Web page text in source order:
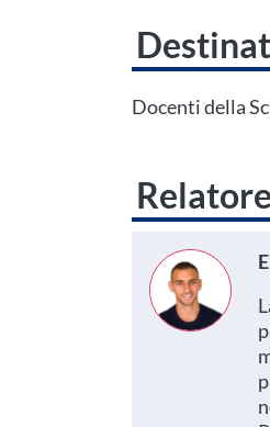
Questo evento non
Docenti della
Relatore